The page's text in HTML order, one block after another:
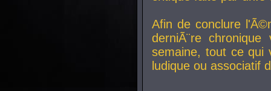
Afin de conclure
derniÃ¨re
semaine, tout ce qui
ludique ou associatif